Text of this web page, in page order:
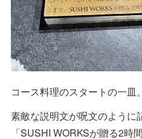
コース料理のスタートの一皿。
素敵な説明文が呪文のように
「SUSHI WORKSが贈る2時